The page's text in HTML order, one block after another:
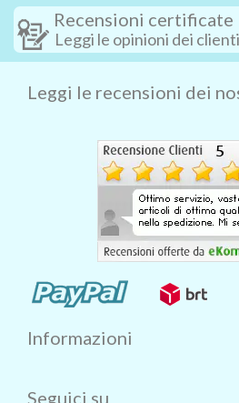
Recensioni certificate
Leggi le opinioni dei clienti
Leggi le recensioni dei
Informazioni
Seguici su